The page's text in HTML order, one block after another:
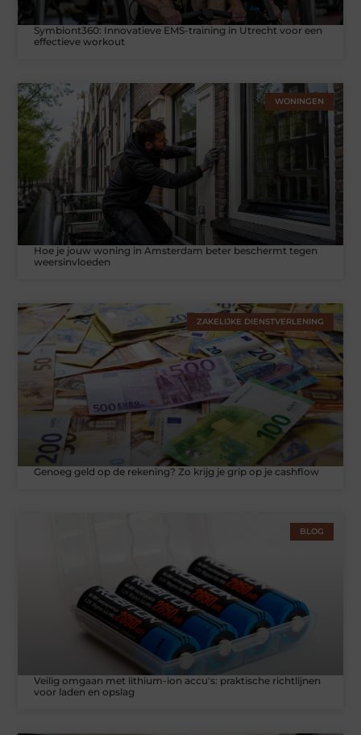
Symbiont360: Innovatieve EMS-training in Utrecht voor een
effectieve workout
WONINGEN
Hoe je jouw woning in Amsterdam beter beschermt tegen
weersinvloeden
ZAKELIJKE DIENSTVERLENING
Genoeg geld op de rekening? Zo krijg je grip op je cashflow
BLOG
Veilig omgaan met lithium-ion accu's: praktische richtlijnen
voor laden en opslag